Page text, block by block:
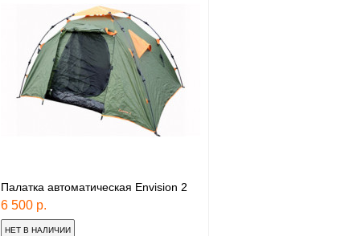
Палатка автоматическая Envision 2
6 500 р.